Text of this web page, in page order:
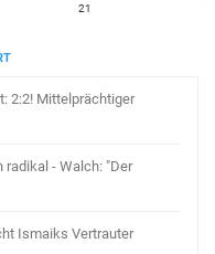
21
2:2! Mittelprächtiger
radikal - Walch: "Der
Ismaiks Vertrauter